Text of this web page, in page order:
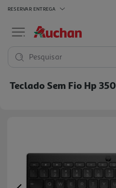
RESERVAR ENTREGA
Pesquisar
Teclado Sem Fio Hp 350